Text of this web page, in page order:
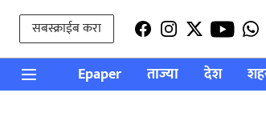
सबस्क्राईब करा
Epaper ताज्या देश